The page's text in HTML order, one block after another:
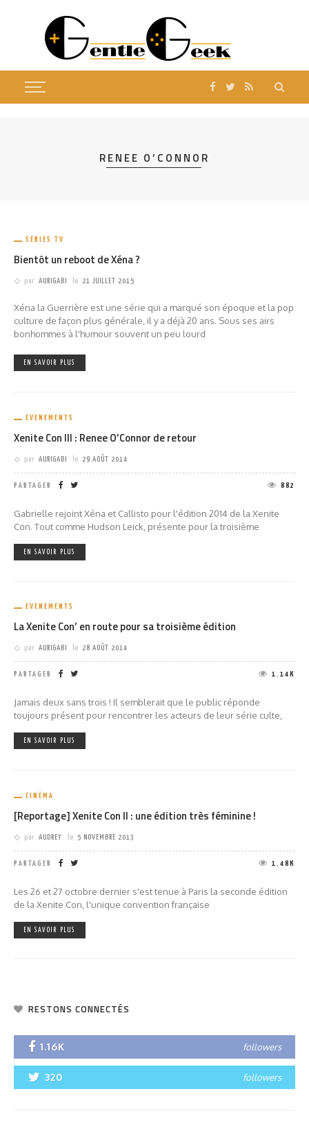
RENEE O’CONNOR
SÉRIES TV
Bientôt un reboot de Xéna ?
par AURIGABI le 21 JUILLET 2015
Xéna la Guerrière est une série qui a marqué son époque et la pop
culture de façon plus générale, il y a déjà 20 ans. Sous ses airs
bonhommes à l'humour souvent un peu lourd
EN SAVOIR PLUS
EVENEMENTS
Xenite Con III : Renee O’Connor de retour
par AURIGABI le 29 AOÛT 2014
PARTAGER 882
Gabrielle rejoint Xéna et Callisto pour l'édition 2014 de la Xenite
Con. Tout comme Hudson Leick, présente pour la troisième
EN SAVOIR PLUS
EVENEMENTS
La Xenite Con’ en route pour sa troisième édition
par AURIGABI le 28 AOÛT 2014
PARTAGER 1.14K
Jamais deux sans trois ! Il semblerait que le public réponde
toujours présent pour rencontrer les acteurs de leur série culte,
EN SAVOIR PLUS
CINÉMA
[Reportage] Xenite Con II : une édition très féminine !
par AUDREY le 5 NOVEMBRE 2013
PARTAGER 1.48K
Les 26 et 27 octobre dernier s'est tenue à Paris la seconde édition
de la Xenite Con, l'unique convention française
EN SAVOIR PLUS
RESTONS CONNECTÉS
1.16K followers
320 followers